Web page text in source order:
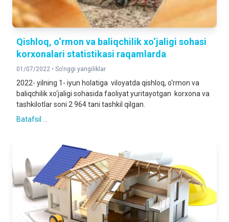
Qishloq, o‘rmon va baliqchilik xo‘jaligi sohasi
korxonalari statistikasi raqamlarda
01/07/2022 • So'nggi yangiliklar
2022- yilning 1- iyun holatiga viloyatda qishloq, o‘rmon va
baliqchilik xo‘jaligi sohasida faoliyat yuritayotgan korxona va
tashkilotlar soni 2 964 tani tashkil qilgan.
Batafsil ...